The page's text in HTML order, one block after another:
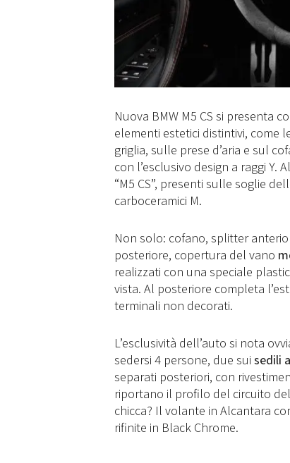
Nuova BMW M5 CS si presenta
elementi estetici distintivi, come
griglia, sulle prese d’aria e sul
con l’esclusivo design a raggi
“M5 CS”, presenti sulle soglie
carboceramici M.
Non solo: cofano, splitter
posteriore, copertura del vano
realizzati con una speciale
vista. Al posteriore completa
terminali non decorati.
L’esclusività dell’auto si nota
sedersi 4 persone, due sui sedili
separati posteriori, con
riportano il profilo del circuito
chicca? Il volante in Alcantara
rifinite in Black Chrome.